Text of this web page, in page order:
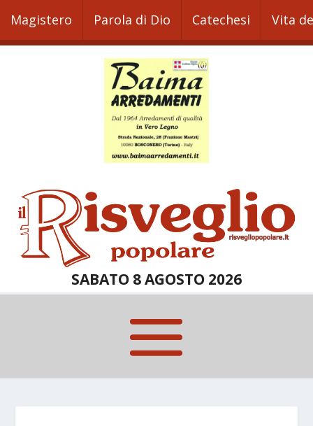
Magistero Parola di Dio Catechesi Vita
SABATO 8 AGOSTO 2026